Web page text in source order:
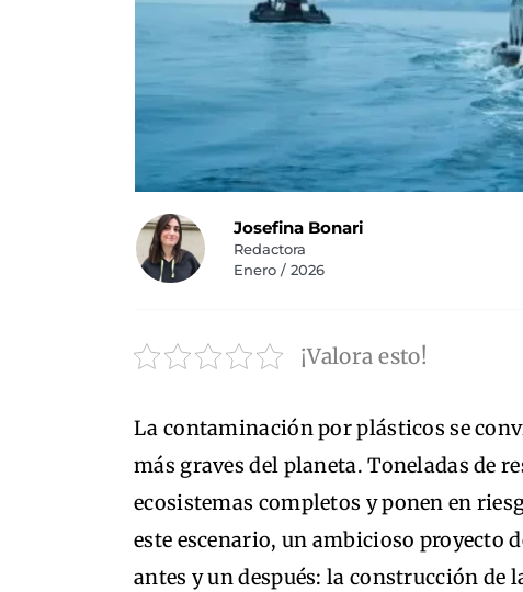
Josefina Bonari
Redactora
Enero / 2026
¡Valora esto!
La contaminación por plásticos se
más graves del planeta. Toneladas de
ecosistemas completos y ponen en
este escenario, un ambicioso proyecto
antes y un después: la construcción de